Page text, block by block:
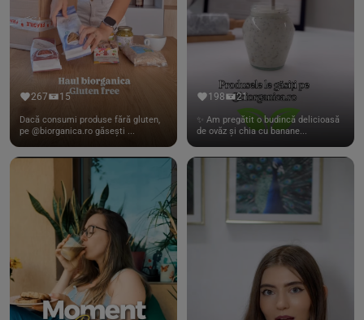
267 15
Dacă consumi produse fără gluten,
pe @biorganica.ro găsești ...
198 21
✨ Am pregătit o budincă delicioasă
de ovăz și chia cu banane...